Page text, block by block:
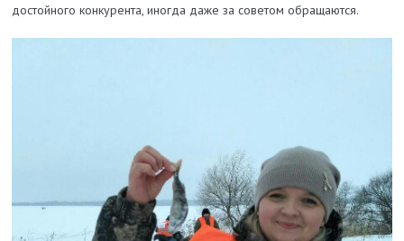
достойного конкурента, иногда даже за советом обращаются.